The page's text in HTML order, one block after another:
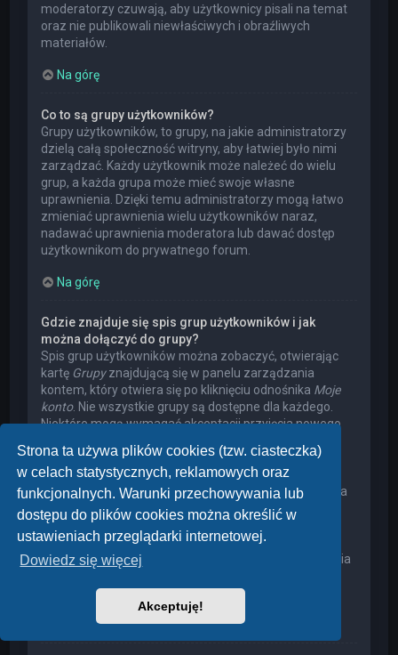
Strona ta używa plików cookies (tzw. ciasteczka)
w celach statystycznych, reklamowych oraz
funkcjonalnych. Warunki przechowywania lub
dostępu do plików cookies można określić w
ustawieniach przeglądarki internetowej.
Dowiedz się więcej
Akceptuję!
moderatorzy czuwają, aby użytkownicy pisali na temat
oraz nie publikowali niewłaściwych i obraźliwych
materiałów.
Na górę
Co to są grupy użytkowników?
Grupy użytkowników, to grupy, na jakie administratorzy
dzielą całą społeczność witryny, aby łatwiej było nimi
zarządzać. Każdy użytkownik może należeć do wielu
grup, a każda grupa może mieć swoje własne
uprawnienia. Dzięki temu administratorzy mogą łatwo
zmieniać uprawnienia wielu użytkowników naraz,
nadawać uprawnienia moderatora lub dawać dostęp
użytkownikom do prywatnego forum.
Na górę
Gdzie znajduje się spis grup użytkowników i jak
można dołączyć do grupy?
Spis grup użytkowników można zobaczyć, otwierając
kartę Grupyznajdującą się w panelu zarządzania
kontem, który otwiera się po kliknięciu odnośnika Moje
konto. Nie wszystkie grupy są dostępne dla każdego.
Niektóre mogą wymagać akceptacji przyjęcia nowego
mogą mieć ukrytych członków. Użytkownik może
poprosić o przyjęcie do danej grupy, naciskając
odpowiedni przycisk. Prośba o przyjęcie do grupy, która
wymaga akceptacji przyjęcia nowego członka, musi
zostać zaakceptowana przez lidera grupy. Może on
poprosić użytkownika o podanie wyjaśnień, dlaczego
chce on dołączyć do tej grupy. W przypadku otrzymania
pytaniami – widocznie miał on swoje powody.
Na górę